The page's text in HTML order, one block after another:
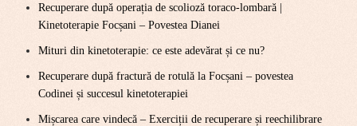
Recuperare după operația de scolioză toraco-lombară |
Kinetoterapie Focșani – Povestea Dianei
Mituri din kinetoterapie: ce este adevărat și ce nu?
Recuperare după fractură de rotulă la Focșani – povestea
Codinei și succesul kinetoterapiei
Mișcarea care vindecă – Exerciții de recuperare și reechilibrare